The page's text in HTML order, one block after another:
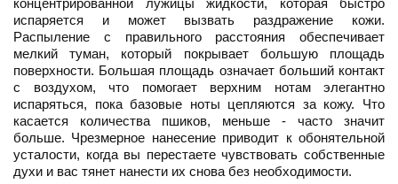
концентрированной лужицы жидкости, которая быстро
испаряется и может вызвать раздражение кожи.
Распыление с правильного расстояния обеспечивает
мелкий туман, который покрывает большую площадь
поверхности. Большая площадь означает больший контакт
с воздухом, что помогает верхним нотам элегантно
испаряться, пока базовые ноты цепляются за кожу. Что
касается количества пшиков, меньше - часто значит
больше. Чрезмерное нанесение приводит к обонятельной
усталости, когда вы перестаете чувствовать собственные
духи и вас тянет нанести их снова без необходимости.